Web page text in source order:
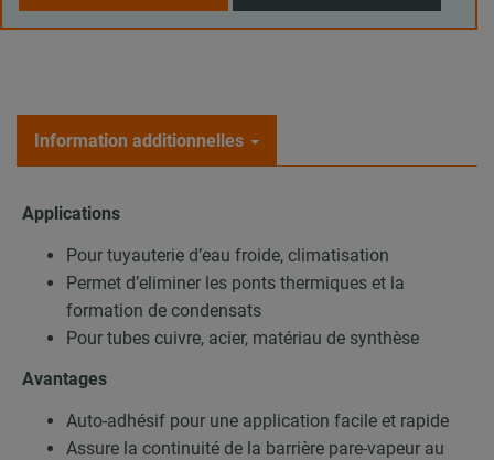
Information additionnelles
Applications
Pour tuyauterie d’eau froide, climatisation
Permet d’eliminer les ponts thermiques et la
formation de condensats
Pour tubes cuivre, acier, matériau de synthèse
Avantages
Auto-adhésif pour une application facile et rapide
Assure la continuité de la barrière pare-vapeur au